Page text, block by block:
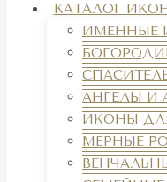
КАТАЛОГ
ИМЕННЫЕ
АНГЕЛЫ И
ИКОНЫ
МЕРНЫЕ